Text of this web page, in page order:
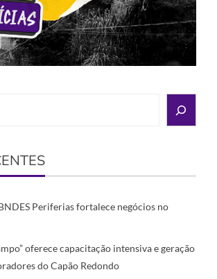
Periferias fortalece negócios no
oferece capacitação intensiva e geração
do Capão Redondo